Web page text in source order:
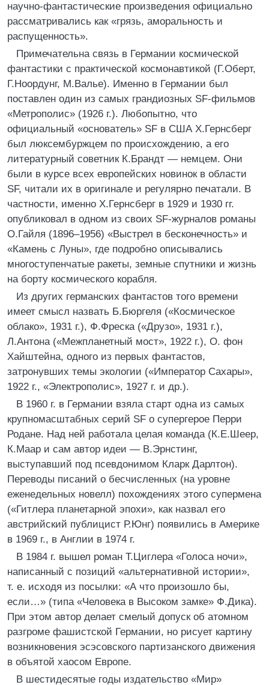
научно-фантастические произведения официально
рассматривались как «грязь, аморальность и
распущенность».
Примечательна связь в Германии космической
фантастики с практической космонавтикой (Г.Оберт,
Г.Ноордунг, М.Валье). Именно в Германии был
поставлен один из самых грандиозных SF-фильмов
«Метрополис» (1926 г.). Любопытно, что
официальный «основатель» SF в США X.Гернсберг
был люксембуржцем по происхождению, а его
литературный советник К.Брандт — немцем. Они
были в курсе всех европейских новинок в области
SF, читали их в оригинале и регулярно печатали. В
частности, именно X.Гернсберг в 1929 и 1930 гг.
опубликовал в одном из своих SF-журналов романы
О.Гайля (1896–1956) «Выстрел в бесконечность» и
«Камень с Луны», где подробно описывались
многоступенчатые ракеты, земные спутники и жизнь
на борту космического корабля.
Из других германских фантастов того времени
имеет смысл назвать Б.Бюргеля («Космическое
облако», 1931 г.), Ф.Фреска («Друзо», 1931 г.),
Л.Антона («Межпланетный мост», 1922 г.), О. фон
Хайштейна, одного из первых фантастов,
затронувших темы экологии («Император Сахары»,
1922 г., «Электрополис», 1927 г. и др.).
В 1960 г. в Германии взяла старт одна из самых
крупномасштабных серий SF о супергерое Перри
Родане. Над ней работала целая команда (К.Е.Шеер,
К.Маар и сам автор идеи — В.Эрнстинг,
выступавший под псевдонимом Кларк Дарлтон).
Переводы писаний о бесчисленных (на уровне
еженедельных новелл) похождениях этого супермена
(«Гитлера планетарной эпохи», как назвал его
австрийский публицист Р.Юнг) появились в Америке
в 1969 г., в Англии в 1974 г.
В 1984 г. вышел роман Т.Циглера «Голоса ночи»,
написанный с позиций «альтернативной истории»,
т. е. исходя из посылки: «А что произошло бы,
если…» (типа «Человека в Высоком замке» Ф.Дика).
При этом автор делает смелый допуск об атомном
разгроме фашистской Германии, но рисует картину
возникновения эсэсовского партизанского движения
в объятой хаосом Европе.
В шестидесятые годы издательство «Мир»